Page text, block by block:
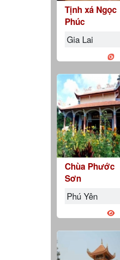
Tịnh xá Ngọc
Phúc
Gia Lai
Chùa Phước
Sơn
Phú Yên